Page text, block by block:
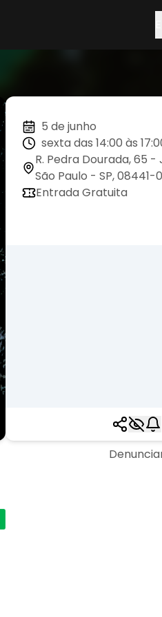
5 de junho
sexta das 14:00 às
R. Pedra Dourada, 65 -
São Paulo - SP, 08441-
Entrada Gratuita